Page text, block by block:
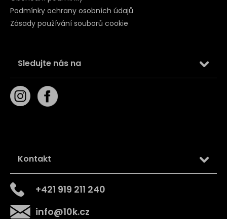
Podmínky ochrany osobních údajů
Zásady používání souborů cookie
Sledujte nás na
Kontakt
info@10k.cz
+421 919 211 240